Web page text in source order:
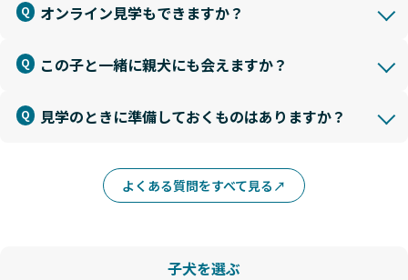
オンライン見学もできますか？
この子と一緒に親犬にも会えますか？
見学のときに準備しておくものはありますか？
よくある質問をすべて見る
子犬を選ぶ